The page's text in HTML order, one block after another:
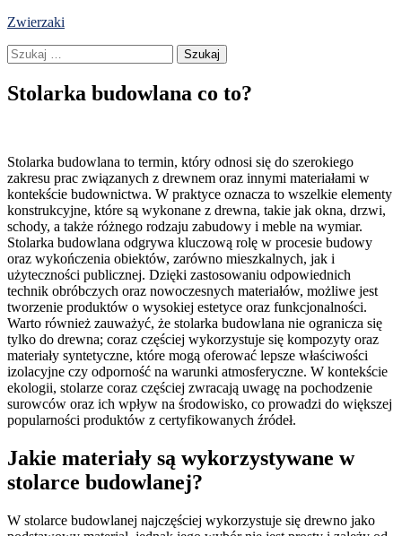
Skip
content
Zwierzaki
Szukaj:
Stolarka budowlana co to?
Stolarka budowlana to termin, który odnosi się do szerokiego
zakresu prac związanych z drewnem oraz innymi materiałami w
kontekście budownictwa. W praktyce oznacza to wszelkie elementy
konstrukcyjne, które są wykonane z drewna, takie jak okna, drzwi,
schody, a także różnego rodzaju zabudowy i meble na wymiar.
Stolarka budowlana odgrywa kluczową rolę w procesie budowy
oraz wykończenia obiektów, zarówno mieszkalnych, jak i
użyteczności publicznej. Dzięki zastosowaniu odpowiednich
technik obróbczych oraz nowoczesnych materiałów, możliwe jest
tworzenie produktów o wysokiej estetyce oraz funkcjonalności.
Warto również zauważyć, że stolarka budowlana nie ogranicza się
tylko do drewna; coraz częściej wykorzystuje się kompozyty oraz
materiały syntetyczne, które mogą oferować lepsze właściwości
izolacyjne czy odporność na warunki atmosferyczne. W kontekście
ekologii, stolarze coraz częściej zwracają uwagę na pochodzenie
surowców oraz ich wpływ na środowisko, co prowadzi do większej
popularności produktów z certyfikowanych źródeł.
Jakie materiały są wykorzystywane w
stolarce budowlanej?
W stolarce budowlanej najczęściej wykorzystuje się drewno jako